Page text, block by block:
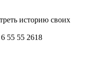
историю своих
55 55 2618